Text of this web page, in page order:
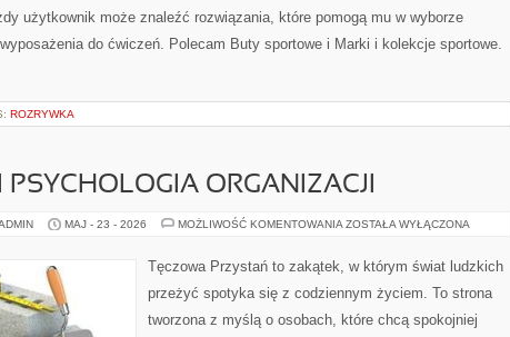
użytkownik może znaleźć rozwiązania, które pomogą mu w wyborze
do ćwiczeń. Polecam Buty sportowe i Marki i kolekcje sportowe.
ROZRYWKA
PSYCHOLOGIA ORGANIZACJI
MAJ - 23 - 2026 MOŻLIWOŚĆ KOMENTOWANIA PRACA
ORGANIZACJI
ZOSTAŁA WYŁĄCZONA
Tęczowa Przystań to zakątek, w którym świat ludzkich
przeżyć spotyka się z codziennym życiem. To strona
tworzona z myślą o osobach, które chcą spokojniej